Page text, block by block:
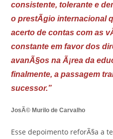
consistente, tolerante e
o prestÃ­gio internacional
acerto de contas com as
constante em favor dos
avanÃ§os na Ã¡rea da
finalmente, a passagem
sucessor.”
JosÃ© Murilo de Carvalho
Esse depoimento reforÃ§a a